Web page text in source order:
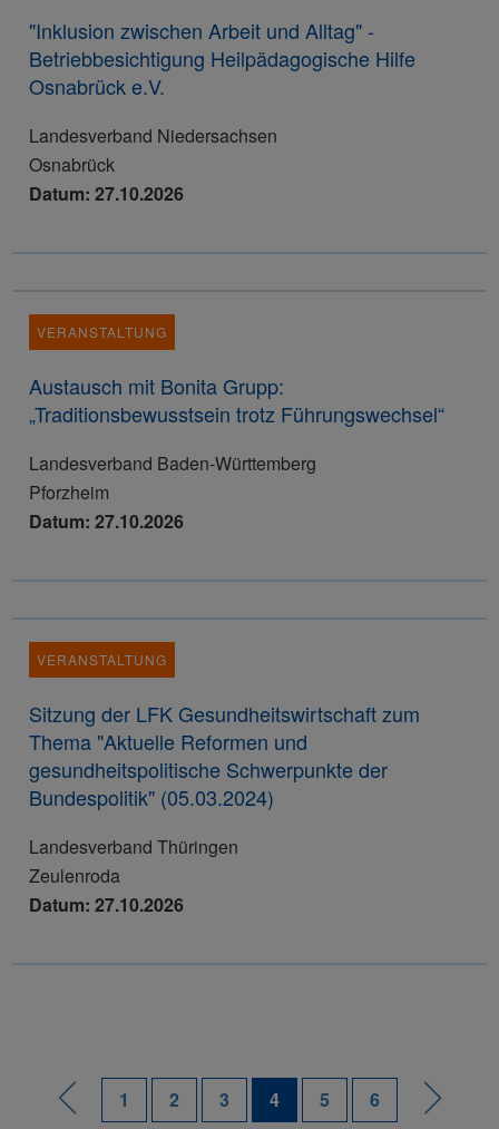
"Inklusion zwischen Arbeit und Alltag" -
Betriebbesichtigung Heilpädagogische Hilfe
Osnabrück e.V.
Landesverband Niedersachsen
Osnabrück
Datum: 27.10.2026
VERANSTALTUNG
Austausch mit Bonita Grupp:
„Traditionsbewusstsein trotz Führungswechsel“
Landesverband Baden-Württemberg
Pforzheim
Datum: 27.10.2026
VERANSTALTUNG
Sitzung der LFK Gesundheitswirtschaft zum
Thema "Aktuelle Reformen und
gesundheitspolitische Schwerpunkte der
Bundespolitik" (05.03.2024)
Landesverband Thüringen
Zeulenroda
Datum: 27.10.2026
1 2 3 4 5 6